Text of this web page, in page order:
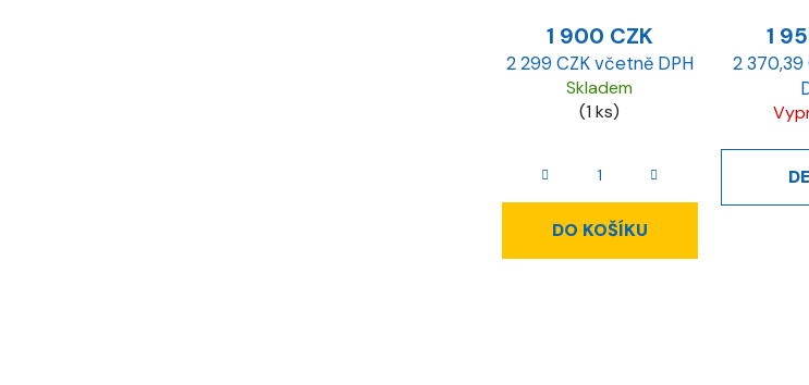
1 900 CZK
2 299 CZK včetně DPH
Skladem
(1 ks)
DO KOŠÍKU
1
2